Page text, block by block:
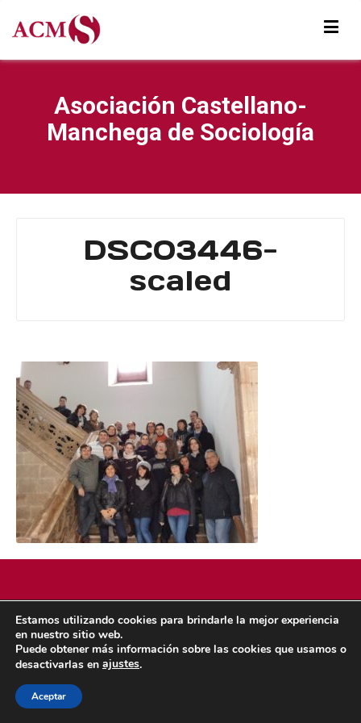
Asociación Castellano-
Manchega de Sociología
DSC03446-
scaled
POLÍTICA DE COOKIES POLÍTICA DE PRIVACIDAD
© 2026 ACMS.
Estamos utilizando cookies para brindarle la mejor experiencia
en nuestro sitio web.
Puede obtener más información sobre las cookies que usamos o
desactivarlas en ajustes.
Aceptar